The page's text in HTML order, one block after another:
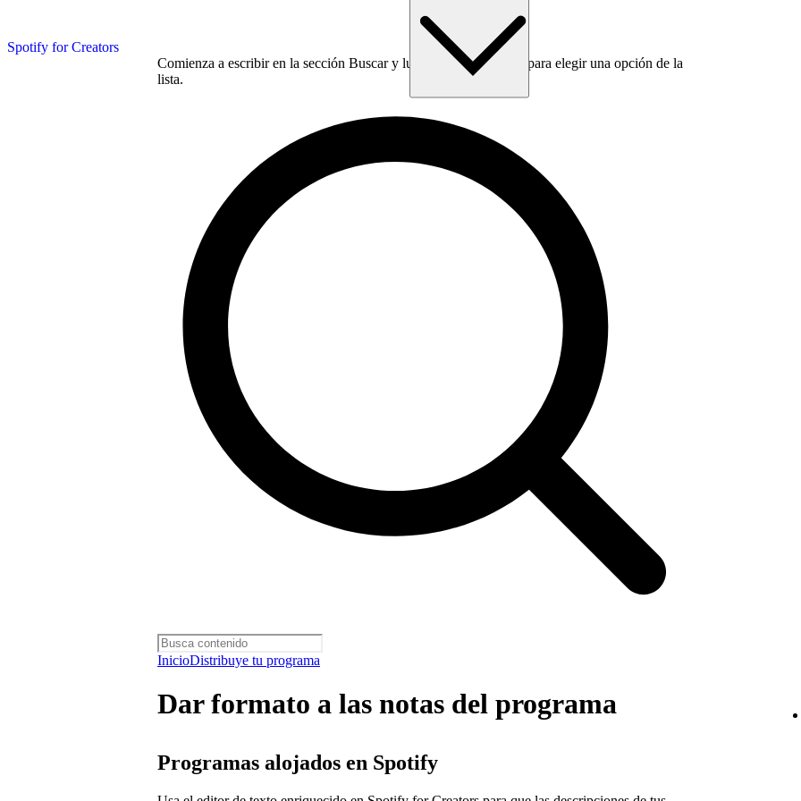
Spotify for Creators
Comienza a escribir en la sección Buscar y luego usa la tecla Tab para elegir una opción de la
lista.
InicioDistribuye tu programa
Dar formato a las notas del programa
Programas alojados en Spotify